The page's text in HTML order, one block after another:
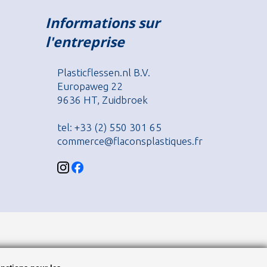
Informations sur
l'entreprise
Plasticflessen.nl B.V.
Europaweg 22
9636 HT, Zuidbroek
tel: +33 (2) 550 301 65
commerce@flaconsplastiques.fr